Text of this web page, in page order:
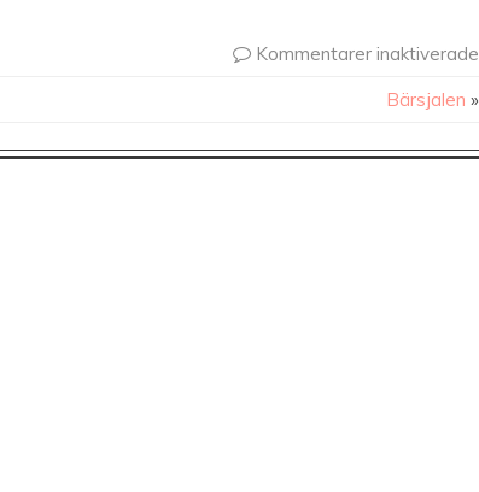
Kommentarer inaktiverade
Bärsjalen »